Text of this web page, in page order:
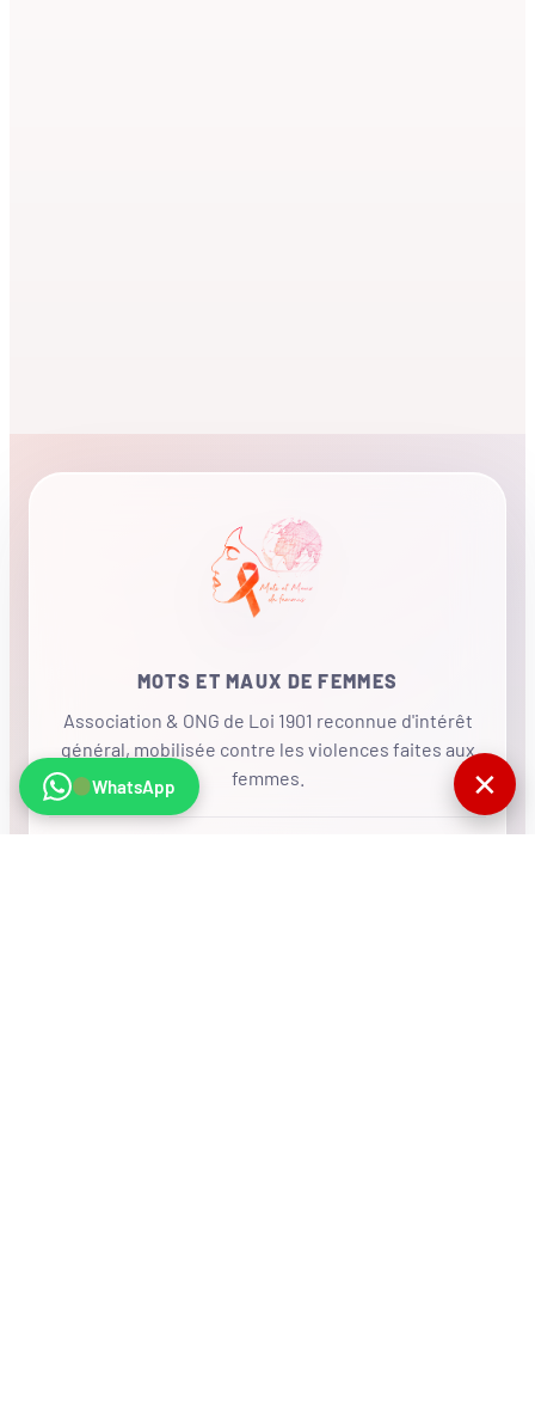
MOTS ET MAUX DE FEMMES
Association & ONG de Loi 1901 reconnue d'intérêt
général, mobilisée contre les violences faites aux
femmes.
WhatsApp ✕